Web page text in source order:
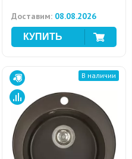
Доставим: 08.08.2026
В наличии